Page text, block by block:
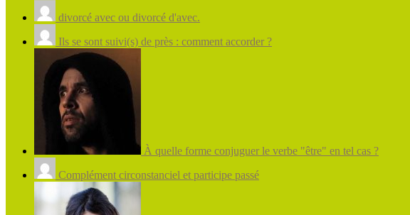
divorcé avec ou divorcé d'avec.
Ils se sont suivi(s) de près : comment accorder ?
À quelle forme conjuguer le verbe "être" en tel cas ?
Complément circonstanciel et participe passé